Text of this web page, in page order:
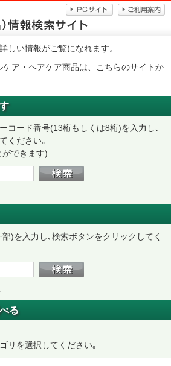
しい情報がご覧になれます。
ア・ヘアケア商品は、こちらのサイトか
コード番号(13桁もしくは8桁)を入力し､
ください｡
できます)
)を入力し､検索ボタンをクリックしてく
る
リを選択してください｡